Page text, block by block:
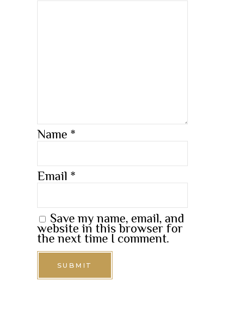
Name*
Email*
Save my name, email, and
website in this browser for
the next time I comment.